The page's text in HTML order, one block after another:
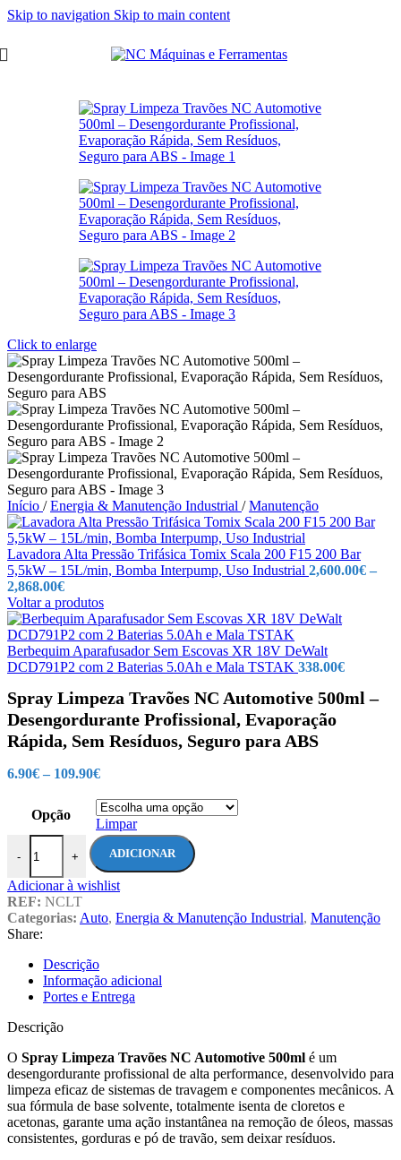
Skip to navigation Skip to main content
Click to enlarge
Início / Energia & Manutenção Industrial / Manutenção
Lavadora Alta Pressão Trifásica Tomix Scala 200 F15 200 Bar
5,5kW – 15L/min, Bomba Interpump, Uso Industrial 2,600.00€ –
2,868.00€Price
range:
2,600.00€
through
2,868.00€
Voltar a produtos
Berbequim Aparafusador Sem Escovas XR 18V DeWalt
DCD791P2 com 2 Baterias 5.0Ah e Mala TSTAK 338.00€
Spray Limpeza Travões NC Automotive 500ml –
Desengordurante Profissional, Evaporação
Rápida, Sem Resíduos, Seguro para ABS
6.90€ – 109.90€Price
6.90€
through
109.90€
Opção
Limpar
-
Quantidade de Spray Limpeza Travões NC Automotive 500ml –
+ ADICIONAR
Adicionar à wishlist
REF: NCLT
Categorias: Auto, Energia & Manutenção Industrial, Manutenção
Share:
Descrição
Informação adicional
Portes e Entrega
Descrição
O Spray Limpeza Travões NC Automotive 500ml é um
desengordurante profissional de alta performance, desenvolvido para
limpeza eficaz de sistemas de travagem e componentes mecânicos. A
sua fórmula de base solvente, totalmente isenta de cloretos e
acetonas, garante uma ação instantânea na remoção de óleos, massas
consistentes, gorduras e pó de travão, sem deixar resíduos.